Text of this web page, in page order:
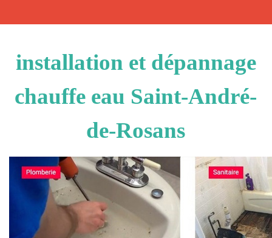
installation et dépannage
chauffe eau Saint-André-
de-Rosans